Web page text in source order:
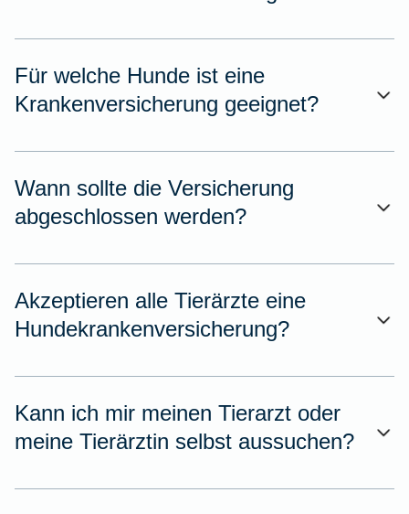
Für welche Hunde ist eine
Krankenversicherung geeignet?
Wann sollte die Versicherung
abgeschlossen werden?
Akzeptieren alle Tierärzte eine
Hundekrankenversicherung?
Kann ich mir meinen Tierarzt oder
meine Tierärztin selbst aussuchen?